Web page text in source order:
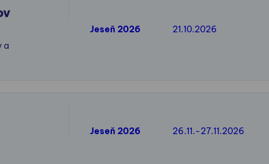
a
Jeseň 2026 21.10.2026
Jeseň 2026 26.11.-27.11.2026